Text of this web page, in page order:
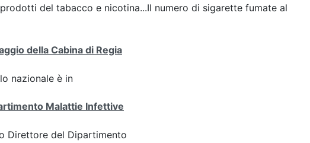
del tabacco e nicotina...Il numero di sigarette fumate al
della Cabina di Regia
nazionale è in
Malattie Infettive
Direttore del Dipartimento